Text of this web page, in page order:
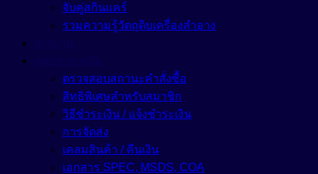
จับคู่สกินแคร์
รวมความรู้วัตถุดิบเครื่องสำอาง
ตรวจสอบสถานะคำสั่งซื้อ
สิทธิพิเศษสำหรับสมาชิก
วิธีชำระเงิน / แจ้งชำระเงิน
การจัดส่ง
เคลมสินค้า / คืนเงิน
เอกสาร SPEC, MSDS, COA